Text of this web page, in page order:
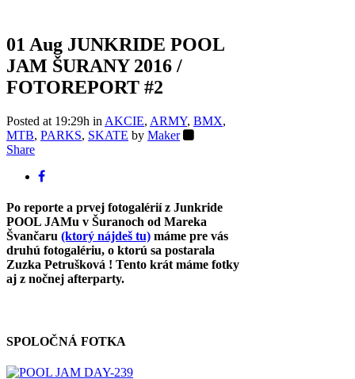
01 Aug JUNKRIDE POOL
JAM ŠURANY 2016 /
FOTOREPORT #2
Posted at 19:29h in AKCIE, ARMY, BMX,
MTB, PARKS, SKATE by Maker
Share
Po reporte a prvej fotogalérií z Junkride
POOL JAMu v Šuranoch od Mareka
Švančaru (ktorý nájdeš tu) máme pre vás
druhú fotogalériu, o ktorú sa postarala
Zuzka Petrušková ! Tento krát máme fotky
aj z nočnej afterparty.
SPOLOČNÁ FOTKA